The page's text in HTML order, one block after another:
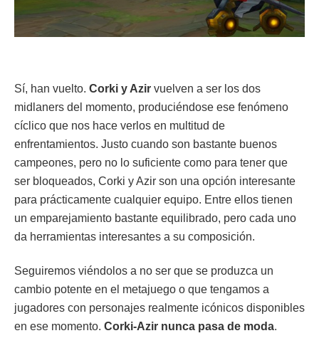
Sí, han vuelto. Corki y Azir vuelven a ser los dos
midlaners del momento, produciéndose ese fenómeno
cíclico que nos hace verlos en multitud de
enfrentamientos. Justo cuando son bastante buenos
campeones, pero no lo suficiente como para tener que
ser bloqueados, Corki y Azir son una opción interesante
para prácticamente cualquier equipo. Entre ellos tienen
un emparejamiento bastante equilibrado, pero cada uno
da herramientas interesantes a su composición.
Seguiremos viéndolos a no ser que se produzca un
cambio potente en el metajuego o que tengamos a
jugadores con personajes realmente icónicos disponibles
en ese momento. Corki-Azir nunca pasa de moda.